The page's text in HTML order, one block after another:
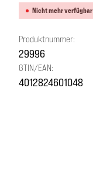
Nicht mehr verfügbar
Produktnummer:
29996
GTIN/EAN:
4012824601048